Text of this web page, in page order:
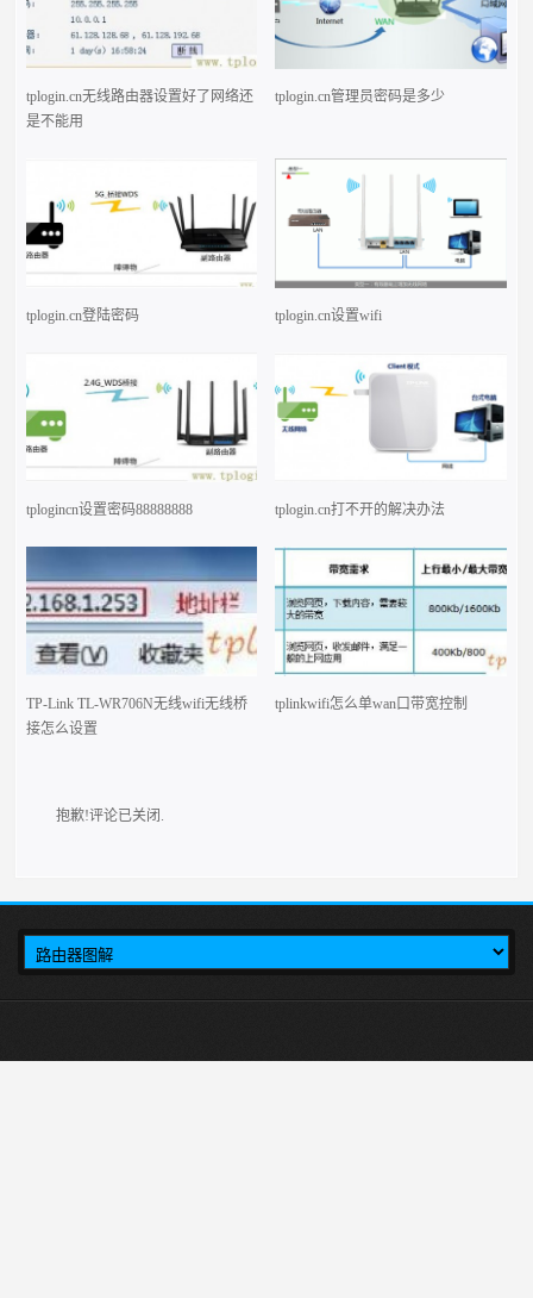
tplogin.cn无线路由器设置好了网络还
是不能用
tplogin.cn管理员密码是多少
tplogin.cn登陆密码 tplogin.cn设置wifi
tplogincn设置密码88888888 tplogin.cn打不开的解决办法
TP-Link TL-WR706N无线wifi无线桥
接怎么设置
tplinkwifi怎么单wan口带宽控制
抱歉!评论已关闭.